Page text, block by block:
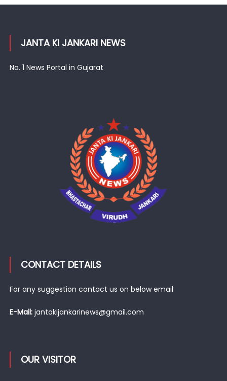
JANTA KI JANKARI NEWS
No. 1 News Portal in Gujarat
CONTACT DETAILS
For any suggestion contact us on below email
E-Mail: jantakijankarinews@gmail.com
OUR VISITOR